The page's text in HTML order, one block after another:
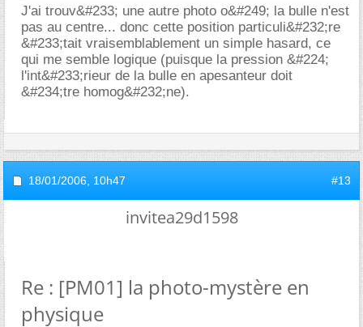
J'ai trouv&#233; une autre photo o&#249; la bulle n'est
pas au centre... donc cette position particuli&#232;re
&#233;tait vraisemblablement un simple hasard, ce
qui me semble logique (puisque la pression &#224;
l'int&#233;rieur de la bulle en apesanteur doit
&#234;tre homog&#232;ne).
18/01/2006, 10h47 #13
invitea29d1598
Re : [PM01] la photo-mystère en
physique